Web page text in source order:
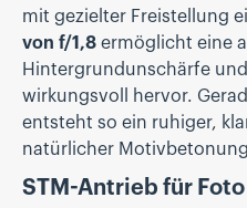
mit gezielter Freistellung
von f/1,8 ermöglicht eine
Hintergrundunschärfe
wirkungsvoll hervor.
entsteht so ein ruhiger,
natürlicher
STM-Antrieb für